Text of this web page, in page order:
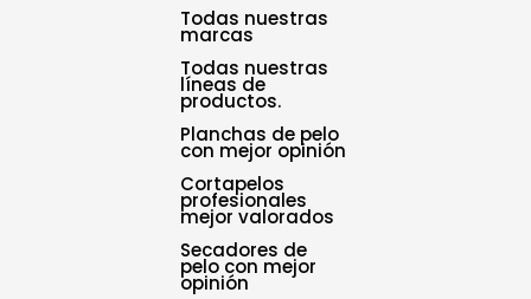
Todas nuestras
marcas
Todas nuestras
líneas de
productos.
Planchas de pelo
con mejor opinión
Cortapelos
profesionales
mejor valorados
Secadores de
pelo con mejor
opinión